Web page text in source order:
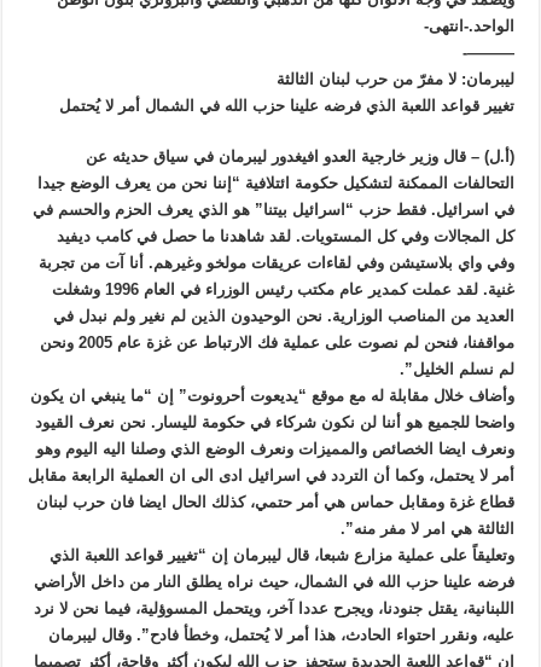
الواحد.-انتهى-
———-
ليبرمان: لا مفرّ من حرب لبنان الثالثة
تغيير قواعد اللعبة الذي فرضه علينا حزب الله في الشمال أمر لا يُحتمل
(أ.ل) – قال وزير خارجية العدو افيغدور ليبرمان في سياق حديثه عن
التحالفات الممكنة لتشكيل حكومة ائتلافية “إننا نحن من يعرف الوضع جيدا
في اسرائيل. فقط حزب “اسرائيل بيتنا” هو الذي يعرف الحزم والحسم في
كل المجالات وفي كل المستويات. لقد شاهدنا ما حصل في كامب ديفيد
وفي واي بلاستيشن وفي لقاءات عريقات مولخو وغيرهم. أنا آت من تجربة
غنية. لقد عملت كمدير عام مكتب رئيس الوزراء في العام 1996 وشغلت
العديد من المناصب الوزارية. نحن الوحيدون الذين لم نغير ولم نبدل في
مواقفنا، فنحن لم نصوت على عملية فك الارتباط عن غزة عام 2005 ونحن
لم نسلم الخليل”.
وأضاف خلال مقابلة له مع موقع “يديعوت أحرونوت” إن “ما ينبغي ان يكون
واضحا للجميع هو أننا لن نكون شركاء في حكومة لليسار. نحن نعرف القيود
ونعرف ايضا الخصائص والمميزات ونعرف الوضع الذي وصلنا اليه اليوم وهو
أمر لا يحتمل، وكما أن التردد في اسرائيل ادى الى ان العملية الرابعة مقابل
قطاع غزة ومقابل حماس هي أمر حتمي، كذلك الحال ايضا فان حرب لبنان
الثالثة هي امر لا مفر منه”.
وتعليقاً على عملية مزارع شبعا، قال ليبرمان إن “تغيير قواعد اللعبة الذي
فرضه علينا حزب الله في الشمال، حيث نراه يطلق النار من داخل الأراضي
اللبنانية، يقتل جنودنا، ويجرح عددا آخر، ويتحمل المسوؤلية، فيما نحن لا نرد
عليه، ونقرر احتواء الحادث، هذا أمر لا يُحتمل، وخطأ فادح”. وقال ليبرمان
إن “قواعد اللعبة الجديدة ستحفز حزب الله ليكون أكثر وقاحة، أكثر تصميما